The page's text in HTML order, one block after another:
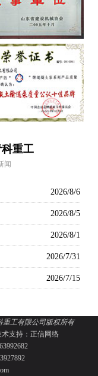
重工
闻
2026/8/6
2026/8/5
2026/8/1
2026/7/31
2026/7/15
重工有限公司版权所有
支持： 正信网络